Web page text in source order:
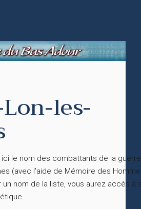
les-
le nom des combattants de la
(avec l'aide de Mémoire des
nom de la liste, vous aurez accès